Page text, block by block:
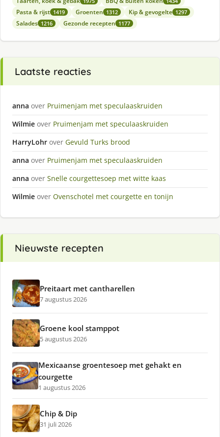
Pasta & rijst 1419 Groenten 1312 Kip & gevogelte 1297
Salades 1216 Gezonde recepten 1177
Laatste reacties
anna over Pruimenjam met speculaaskruiden
Wilmie over Pruimenjam met speculaaskruiden
HarryLohr over Gevuld Turks brood
anna over Pruimenjam met speculaaskruiden
anna over Snelle courgettesoep met witte kaas
Wilmie over Ovenschotel met courgette en tonijn
Nieuwste recepten
Preitaart met cantharellen
7 augustus 2026
Groene kool stamppot
5 augustus 2026
Mexicaanse groentesoep met gehakt en
courgette
1 augustus 2026
Chip & Dip
31 juli 2026